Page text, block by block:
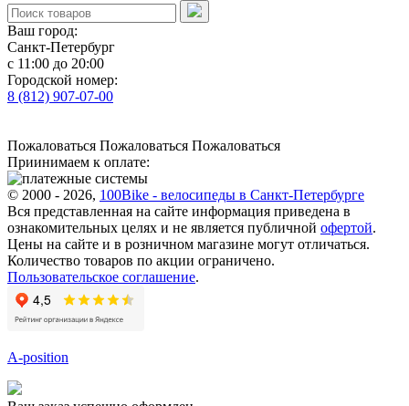
Ваш город:
Санкт-Петербург
с 11:00 до 20:00
Городской номер:
8 (812) 907-07-00
Пожаловаться Пожаловаться Пожаловаться
Приинимаем к оплате:
© 2000 - 2026, 100Bike - велосипеды в Санкт-Петербурге
Вся представленная на сайте информация приведена в
ознакомительных целях и не является публичной офертой.
Цены на сайте и в розничном магазине могут отличаться.
Количество товаров по акции ограничено.
Пользовательское соглашение.
A-position